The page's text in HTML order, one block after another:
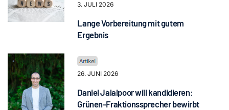
3. JULI 2026
Lange Vorbereitung mit gutem
Ergebnis
26. JUNI 2026
Daniel Jalalpoor will kandidieren:
Grünen-Fraktionssprecher bewirbt